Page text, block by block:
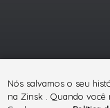
Nós salvamos o seu
na Zinsk . Quando você